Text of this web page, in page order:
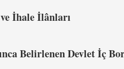
İhale İlânları
Belirlenen Devlet İç